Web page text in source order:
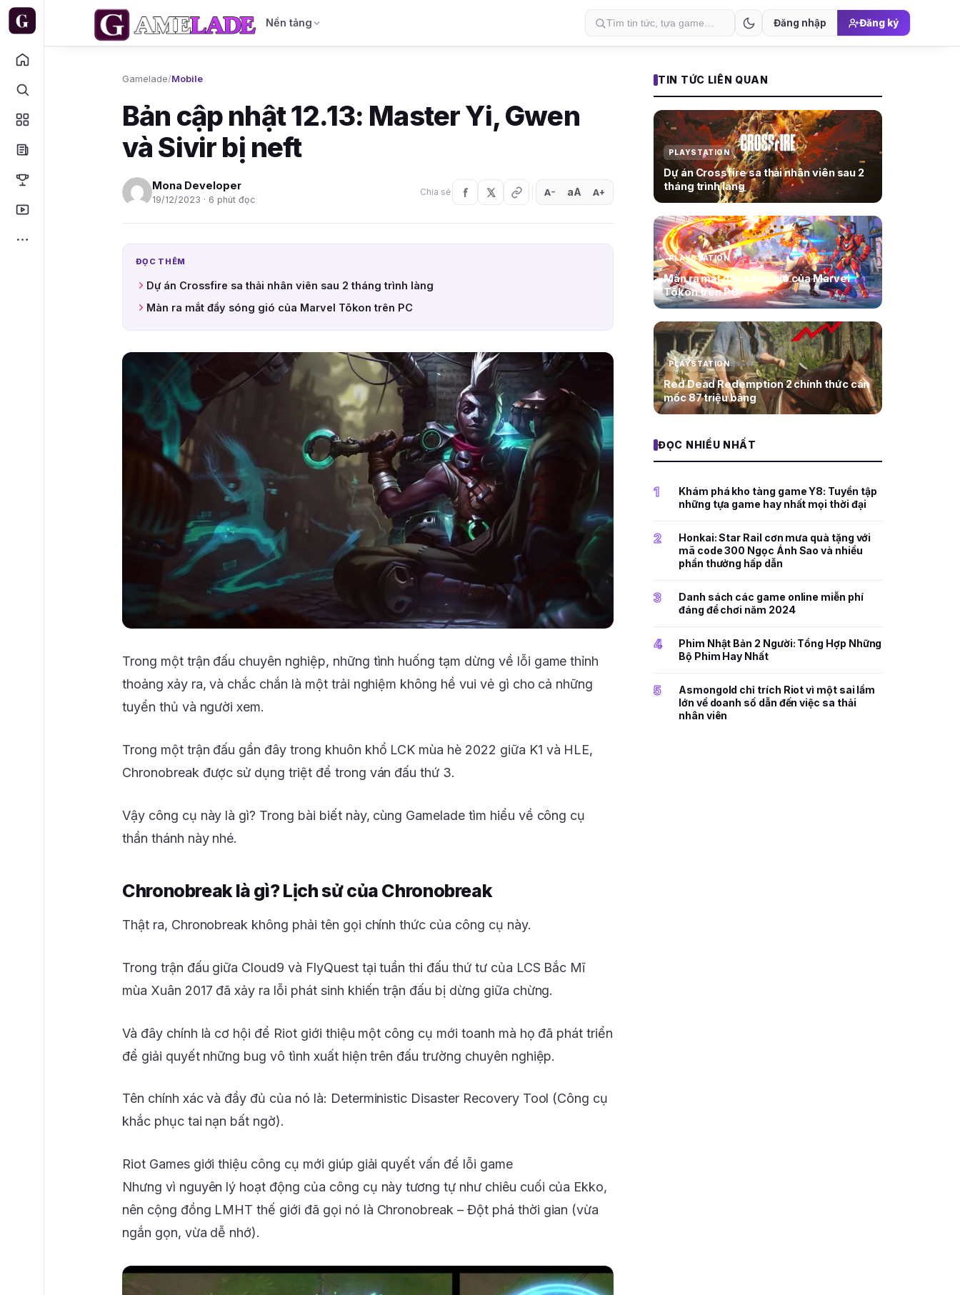
Nền tảng Đăng nhập Đăng ký
Gamelade/Mobile
Bản cập nhật 12.13: Master Yi, Gwen
và Sivir bị neft
Mona Developer
19/12/2023 · 6 phút đọc
Chia sẻ A− aA A+
ĐỌC THÊM
Dự án Crossfire sa thải nhân viên sau 2 tháng trình làng
Màn ra mắt đầy sóng gió của Marvel Tōkon trên PC
Trong một trận đấu chuyên nghiệp, những tình huống tạm dừng về lỗi game thỉnh
thoảng xảy ra, và chắc chắn là một trải nghiệm không hề vui vẻ gì cho cả những
tuyển thủ và người xem.
Trong một trận đấu gần đây trong khuôn khổ LCK mùa hè 2022 giữa K1 và HLE,
Chronobreak được sử dụng triệt để trong ván đấu thứ 3.
Vậy công cụ này là gì? Trong bài biết này, cùng Gamelade tìm hiểu về công cụ
thần thánh này nhé.
Chronobreak là gì? Lịch sử của Chronobreak
Thật ra, Chronobreak không phải tên gọi chính thức của công cụ này.
Trong trận đấu giữa Cloud9 và FlyQuest tại tuần thi đấu thứ tư của LCS Bắc Mĩ
mùa Xuân 2017 đã xảy ra lỗi phát sinh khiến trận đấu bị dừng giữa chừng.
Và đây chính là cơ hội để Riot giới thiệu một công cụ mới toanh mà họ đã phát triển
để giải quyết những bug vô tình xuất hiện trên đấu trường chuyên nghiệp.
Tên chính xác và đầy đủ của nó là: Deterministic Disaster Recovery Tool (Công cụ
khắc phục tai nạn bất ngờ).
Riot Games giới thiệu công cụ mới giúp giải quyết vấn để lỗi game
Nhưng vì nguyên lý hoạt động của công cụ này tương tự như chiêu cuối của Ekko,
nên cộng đồng LMHT thế giới đã gọi nó là Chronobreak – Đột phá thời gian (vừa
ngắn gọn, vừa dễ nhớ).
TIN TỨC LIÊN QUAN
PLAYSTATION
Dự án Crossfire sa thải nhân viên sau 2
tháng trình làng
PLAYSTATION
Màn ra mắt đầy sóng gió của Marvel
Tōkon trên PC
PLAYSTATION
Red Dead Redemption 2 chính thức cán
mốc 87 triệu bảng
ĐỌC NHIỀU NHẤT
1
Khám phá kho tàng game Y8: Tuyển tập
những tựa game hay nhất mọi thời đại
2
Honkai: Star Rail cơn mưa quà tặng với
mã code 300 Ngọc Ánh Sao và nhiều
phần thưởng hấp dẫn
3
Danh sách các game online miễn phí
đáng để chơi năm 2024
4
Phim Nhật Bản 2 Người: Tổng Hợp Những
Bộ Phim Hay Nhất
5
Asmongold chỉ trích Riot vì một sai lầm
lớn về doanh số dẫn đến việc sa thải
nhân viên